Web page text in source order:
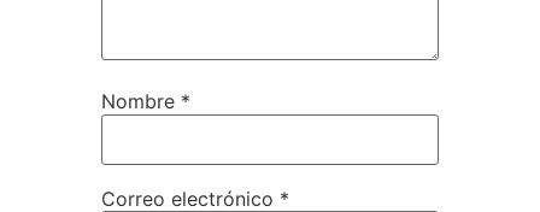
Nombre *
Correo electrónico *